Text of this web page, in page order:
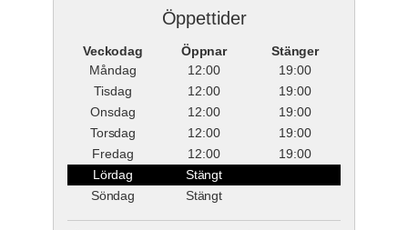
Öppettider
Veckodag Öppnar
Stänger
Måndag
12:00
19:00
Tisdag
12:00
19:00
Onsdag
12:00
19:00
Torsdag
12:00
19:00
Fredag
12:00
19:00
Lördag
Stängt
Söndag
Stängt